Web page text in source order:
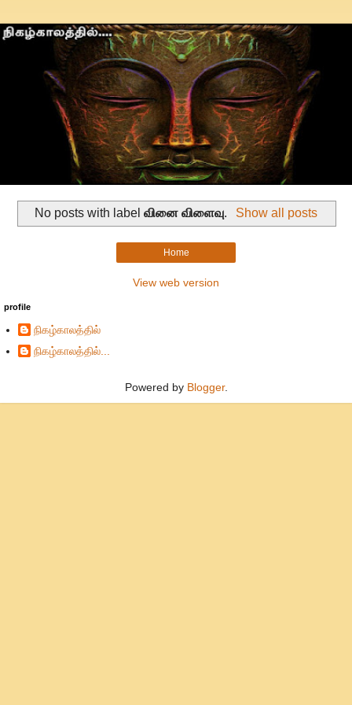
No posts with labelவினை விளைவு. Show all posts
Home
View web version
profile
நிகழ்காலத்தில்
நிகழ்காலத்தில்...
Powered by Blogger.